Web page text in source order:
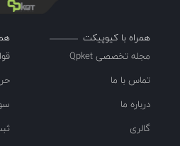
همراه با کیوپیکت
مجله تخصصی Qpket
تماس با ما
درباره ما
گالری